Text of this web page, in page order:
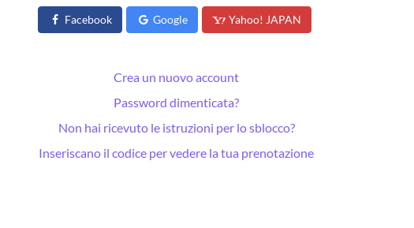
Facebook Google Yahoo! JAPAN
Crea un nuovo account
Password dimenticata?
Non hai ricevuto le istruzioni per lo sblocco?
Inseriscano il codice per vedere la tua prenotazione